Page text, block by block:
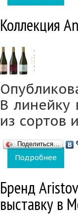
Коллекция
В линейку
из сортов
Поделиться…
Подробнее
Бренд
выставку в